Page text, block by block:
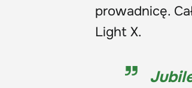
prowadnicę.
Light X.